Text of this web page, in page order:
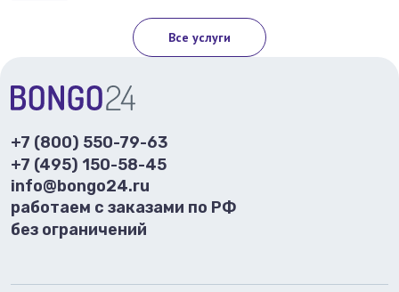
Все услуги
+7 (800) 550-79-63
+7 (495) 150-58-45
info@bongo24.ru
работаем с заказами по РФ
без ограничений